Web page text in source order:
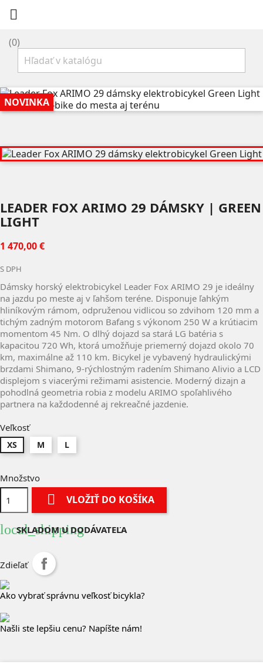

(0)
NOVINKA
LEADER FOX ARIMO 29 DÁMSKY | GREEN
LIGHT
1 470,00 €
S DPH
Dámsky horský elektrobicykel Leader Fox ARIMO 29 je ideálny
na jazdu po meste aj v ľahšom teréne. Disponuje ľahkým
hliníkovým rámom, odpruženou vidlicou so zdvihom 120 mm a
tichým zadným motorom Bafang s výkonom 250 W a krútiacim
momentom 45 Nm. O dlhý dojazd sa stará LG batéria s
kapacitou 720 Wh, ktorá umožňuje priemerný dojazd okolo 70
km, maximálne až 110 km. Bicykel je vybavený hydraulickými
brzdami Shimano, 9-rýchlostným radením Shimano Alivio a LCD
displejom s viacerými režimami asistencie. Moderný dizajn a
pohodlná geometria robia z modelu ARIMO spoľahlivého
partnera na každodenné aj rekreačné jazdenie.
Veľkosť
XS M L
Množstvo
 VLOŽIŤ DO KOŠÍKA
local_shipping
SKLADOM U DODÁVATEĽA
Zdieľať
Ako vybrať správnu veľkosť bicykla?
Našli ste lepšiu cenu? Napíšte nám!